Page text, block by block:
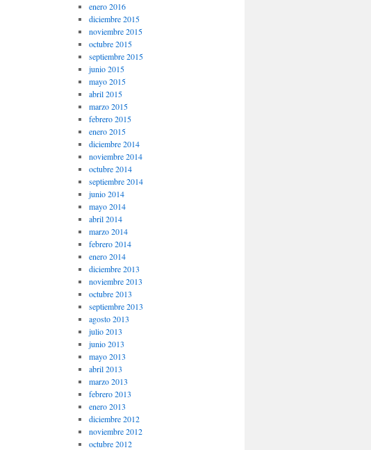
enero 2016
diciembre 2015
noviembre 2015
octubre 2015
septiembre 2015
junio 2015
mayo 2015
abril 2015
marzo 2015
febrero 2015
enero 2015
diciembre 2014
noviembre 2014
octubre 2014
septiembre 2014
junio 2014
mayo 2014
abril 2014
marzo 2014
febrero 2014
enero 2014
diciembre 2013
noviembre 2013
octubre 2013
septiembre 2013
agosto 2013
julio 2013
junio 2013
mayo 2013
abril 2013
marzo 2013
febrero 2013
enero 2013
diciembre 2012
noviembre 2012
octubre 2012